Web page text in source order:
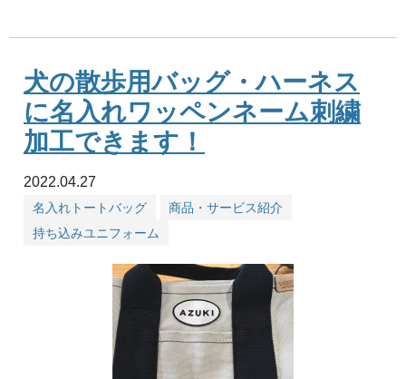
犬の散歩用バッグ・ハーネス
に名入れワッペンネーム刺繍
加工できます！
2022.04.27
名入れトートバッグ
商品・サービス紹介
持ち込みユニフォーム